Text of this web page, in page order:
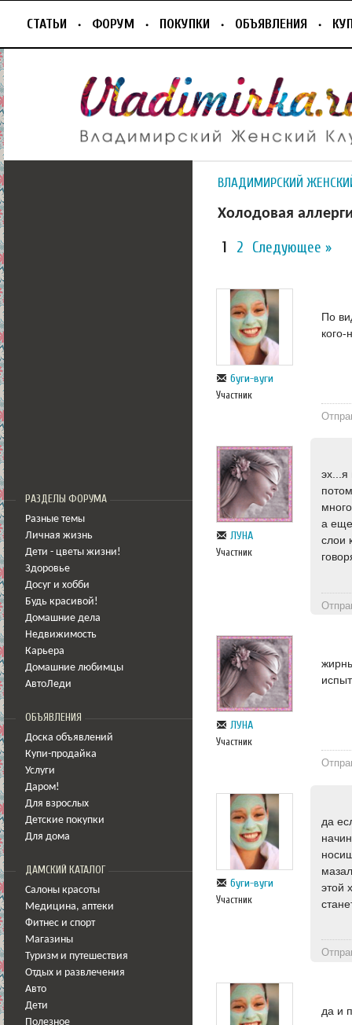
СТАТЬИ ФОРУМ ПОКУПКИ ОБЪЯВЛЕНИЯ
РАЗДЕЛЫ ФОРУМА
Разные темы
Личная жизнь
Дети - цветы жизни!
Здоровье
Досуг и хобби
Будь красивой!
Домашние дела
Недвижимость
Карьера
Домашние любимцы
АвтоЛеди
ОБЪЯВЛЕНИЯ
Доска объявлений
Купи-продайка
Услуги
Даром!
Для взрослых
Детские покупки
Для дома
ДАМСКИЙ КАТАЛОГ
Салоны красоты
Медицина, аптеки
Фитнес и спорт
Магазины
Туризм и путешествия
Отдых и развлечения
Авто
Дети
Полезное
ВЛАДИМИРСКИЙ
Холодовая
1 2 Следующее »
буги-вуги
Участник
По
ЛУНА
Участник
эх...я
а еще
слои
ЛУНА
Участник
буги-вуги
Участник
да
этой
да и